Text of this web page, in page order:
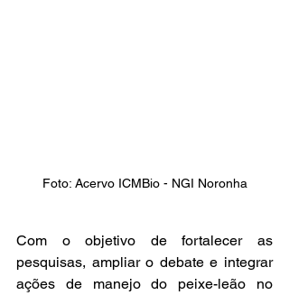
Foto: Acervo ICMBio - NGI Noronha
Com o objetivo de fortalecer as
pesquisas, ampliar o debate e integrar
ações de manejo do peixe-leão no